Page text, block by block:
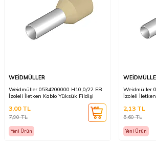
WEİDMÜLLER
Weidmüller 0534200000 H10,0/22 EB
İzoleli İletken Kablo Yüksük Fildişi
7,90TL
3,00TL
Yeni Ürün
Weidmüller
İzoleli
5,60TL
2,13TL
Yeni Ürün